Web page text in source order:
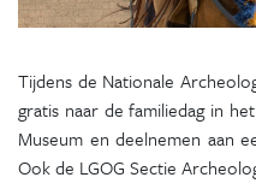
Tijdens de Nationale
gratis naar de familiedag in
Museum en deelnemen aan
Ook de LGOG Sectie